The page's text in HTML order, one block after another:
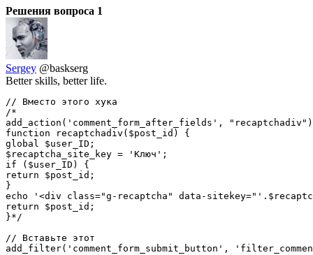
Решения вопроса 1
Sergey @baskserg
Better skills, better life.
// Вместо этого хука
/*
add_action('comment_form_after_fields',
function recaptchadiv($post_id) {
global $user_ID;
$recaptcha_site_key = 'Ключ';
if ($user_ID) {
return $post_id;
}
echo '<div class="g-recaptcha" data-
return $post_id;
}*/
// Вставьте этот
add_filter('comment_form_submit_button',